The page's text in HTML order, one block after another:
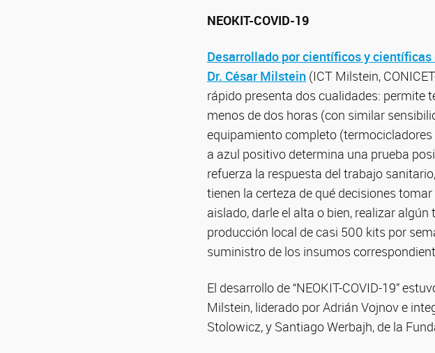
NEOKIT-COVID-19
Desarrollado por científicos y científicas
Dr. César Milstein (ICT Milstein,
rápido presenta dos cualidades: permite
menos de dos horas (con similar
equipamiento completo
a azul positivo determina una prueba
refuerza la respuesta del trabajo
tienen la certeza de qué decisiones
aislado, darle el alta o bien, realizar
producción local de casi 500 kits por
suministro de los insumos
El desarrollo de “NEOKIT-COVID-19”
Milstein, liderado por Adrián Vojnov e
Stolowicz, y Santiago Werbajh, de la